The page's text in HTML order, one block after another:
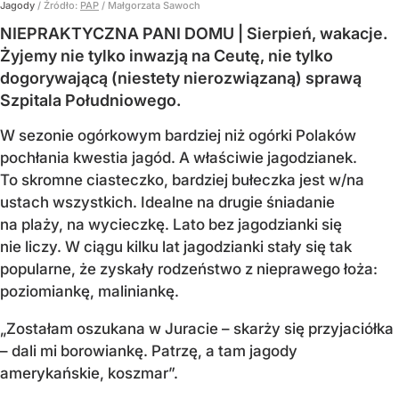
Jagody / Źródło: PAP / Małgorzata Sawoch
NIEPRAKTYCZNA PANI DOMU | Sierpień, wakacje.
Żyjemy nie tylko inwazją na Ceutę, nie tylko
dogorywającą (niestety nierozwiązaną) sprawą
Szpitala Południowego.
W sezonie ogórkowym bardziej niż ogórki Polaków
pochłania kwestia jagód. A właściwie jagodzianek.
To skromne ciasteczko, bardziej bułeczka jest w/na
ustach wszystkich. Idealne na drugie śniadanie
na plaży, na wycieczkę. Lato bez jagodzianki się
nie liczy. W ciągu kilku lat jagodzianki stały się tak
popularne, że zyskały rodzeństwo z nieprawego łoża:
poziomiankę, maliniankę.
„Zostałam oszukana w Juracie – skarży się przyjaciółka
– dali mi borowiankę. Patrzę, a tam jagody
amerykańskie, koszmar”.